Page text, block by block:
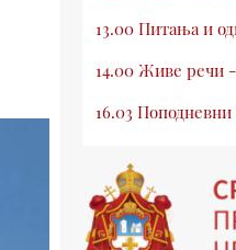
13.00 Питања и
14.00 Живе речи -
16.03
19.03 Млади у
19.30 Вечерње